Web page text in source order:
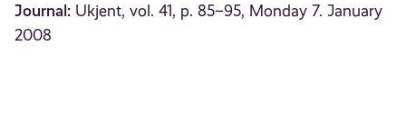
Journal: Ukjent, vol. 41, p. 85–95, Monday 7. January
2008